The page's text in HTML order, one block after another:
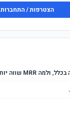
הצטרפות / התחברות